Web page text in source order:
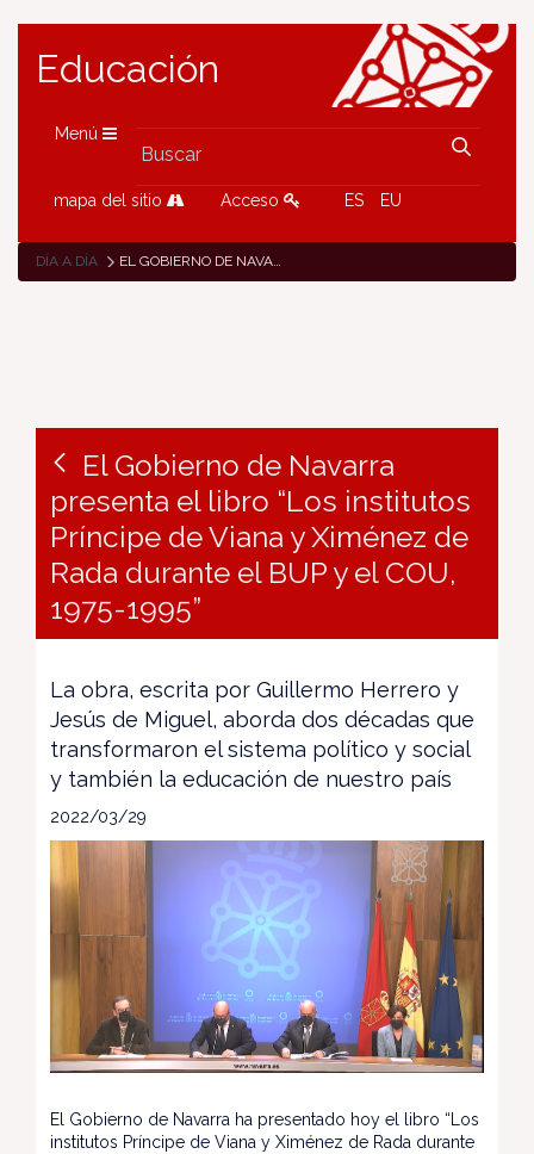
Educación
Menú
mapa del sitio Acceso ES EU
DÍA A DÍA EL GOBIERNO DE NAVARRA PRESENTA EL LIBRO “LOS INSTITUTOS PRÍNCIPE DE VIANA Y XIMÉNEZ DE RADA DURANTE EL BUP Y EL COU, 1975-1995”
El Gobierno de Navarra
presenta el libro “Los institutos
Príncipe de Viana y Ximénez de
Rada durante el BUP y el COU,
1975-1995”
La obra, escrita por Guillermo Herrero y
Jesús de Miguel, aborda dos décadas que
transformaron el sistema político y social
y también la educación de nuestro país
2022/03/29
El Gobierno de Navarra ha presentado hoy el libro “Los
institutos Príncipe de Viana y Ximénez de Rada durante